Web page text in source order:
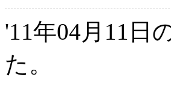
'11年04月11日
た。